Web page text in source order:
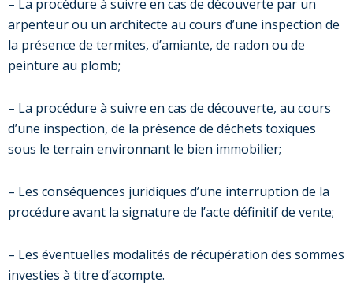
– La procédure à suivre en cas de découverte par un
arpenteur ou un architecte au cours d’une inspection de
la présence de termites, d’amiante, de radon ou de
peinture au plomb;
– La procédure à suivre en cas de découverte, au cours
d’une inspection, de la présence de déchets toxiques
sous le terrain environnant le bien immobilier;
– Les conséquences juridiques d’une interruption de la
procédure avant la signature de l’acte définitif de vente;
– Les éventuelles modalités de récupération des sommes
investies à titre d’acompte.